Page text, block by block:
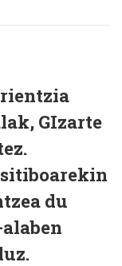
GIzarte
du